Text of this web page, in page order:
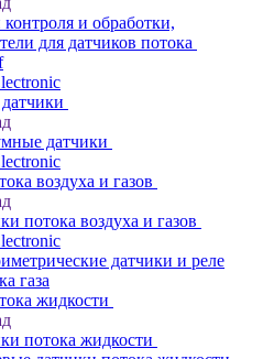
и обработки,
для датчиков потока
датчики
воздуха и газов
потока воздуха и газов
датчики и реле
газа
жидкости
потока жидкости